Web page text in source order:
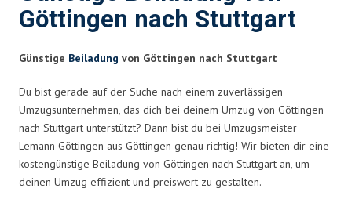
Göttingen nach Stuttgart
Günstige Beiladung von Göttingen nach Stuttgart
Du bist gerade auf der Suche nach einem zuverlässigen
Umzugsunternehmen, das dich bei deinem Umzug von Göttingen
nach Stuttgart unterstützt? Dann bist du bei Umzugsmeister
Lemann Göttingen aus Göttingen genau richtig! Wir bieten dir eine
kostengünstige Beiladung von Göttingen nach Stuttgart an, um
deinen Umzug effizient und preiswert zu gestalten.